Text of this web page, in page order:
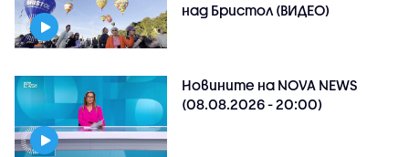
над Бристол (ВИДЕО)
Новините на NOVA NEWS
(08.08.2026 - 20:00)